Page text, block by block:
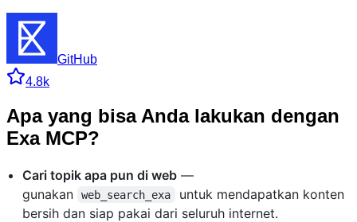
GitHub
4.8k
Apa yang bisa Anda lakukan dengan
Exa MCP?
Cari topik apa pun di web —
gunakan
web_search_exa
untuk mendapatkan konten
bersih dan siap pakai dari seluruh internet.